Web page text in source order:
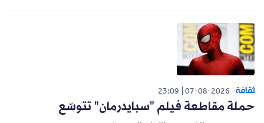
ثقافة 07-08-2026
23:09
حملة مقاطعة فيلم "سبايدرمان" تتوسّع